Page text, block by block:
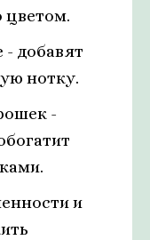
цветом.
добавят
нотку.
-
и